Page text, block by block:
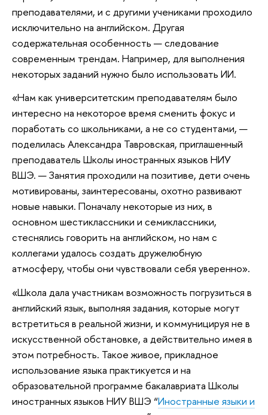
преподавателями, и с другими учениками проходило
исключительно на английском. Другая
содержательная особенность — следование
современным трендам. Например, для выполнения
некоторых заданий нужно было использовать ИИ.
«Нам как университетским преподавателям было
интересно на некоторое время сменить фокус и
поработать со школьниками, а не со студентами, —
поделилась Александра Тавровская, приглашенный
преподаватель Школы иностранных языков НИУ
ВШЭ. — Занятия проходили на позитиве, дети очень
мотивированы, заинтересованы, охотно развивают
новые навыки. Поначалу некоторые из них, в
основном шестиклассники и семиклассники,
стеснялись говорить на английском, но нам с
коллегами удалось создать дружелюбную
атмосферу, чтобы они чувствовали себя уверенно».
«Школа дала участникам возможность погрузиться в
английский язык, выполняя задания, которые могут
встретиться в реальной жизни, и коммуницируя не в
искусственной обстановке, а действительно имея в
этом потребность. Такое живое, прикладное
использование языка практикуется и на
образовательной программе бакалавриата Школы
иностранных языков НИУ ВШЭ “Иностранные языки и